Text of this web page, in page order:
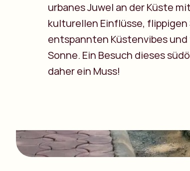
urbanes Juwel an der Küste
kulturellen Einflüsse, flippigen
entspannten Küstenvibes
Sonne. Ein Besuch dieses
daher ein Muss!